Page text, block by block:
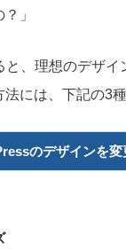
」
、理想のデザ
には、下記の3種
のデザインを変